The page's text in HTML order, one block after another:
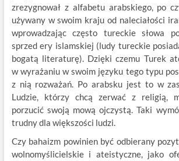
zrezygnował z alfabetu arabskiego, po
używany w swoim kraju od naleciałości
wprowadzając często tureckie słowa
sprzed ery islamskiej (ludy tureckie
bogatą literaturę). Dzięki czemu Turek
w wyrażaniu w swoim języku tego typu
z nią rozważań. Po arabsku jest to w
Ludzie, którzy chcą zerwać z religią,
porzucić swoją mową ojczystą. Taki
trudny dla większości ludzi.
Czy bahaizm powinien być odbierany
wolnomyślicielskie i ateistyczne, jako